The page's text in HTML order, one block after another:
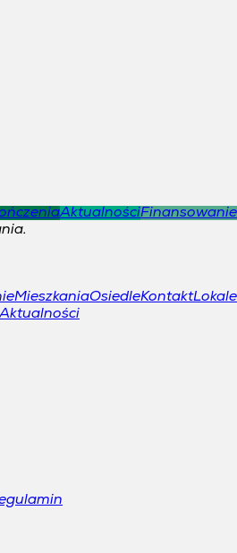
AktualnościFinansowanie
MieszkaniaOsiedleKontaktLokale
Aktualności